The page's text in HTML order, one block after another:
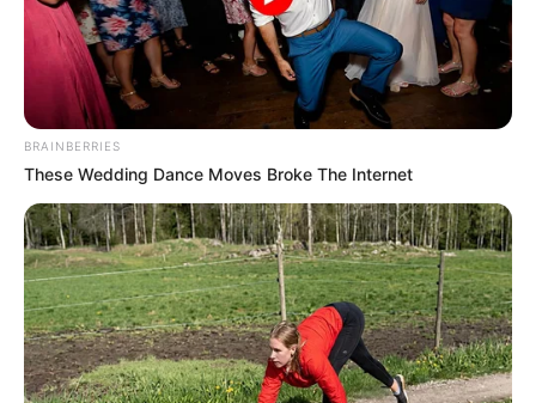
BRAINBERRIES
These Wedding Dance Moves Broke The Internet